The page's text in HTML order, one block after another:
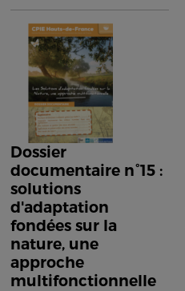
Dossier
documentaire n°15 :
solutions
d'adaptation
fondées sur la
nature, une
approche
multifonctionnelle